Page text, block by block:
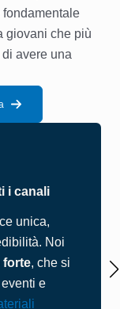
fondamentale
giovani che più
di avere una
i canali
unica,
Noi
forte, che si
e